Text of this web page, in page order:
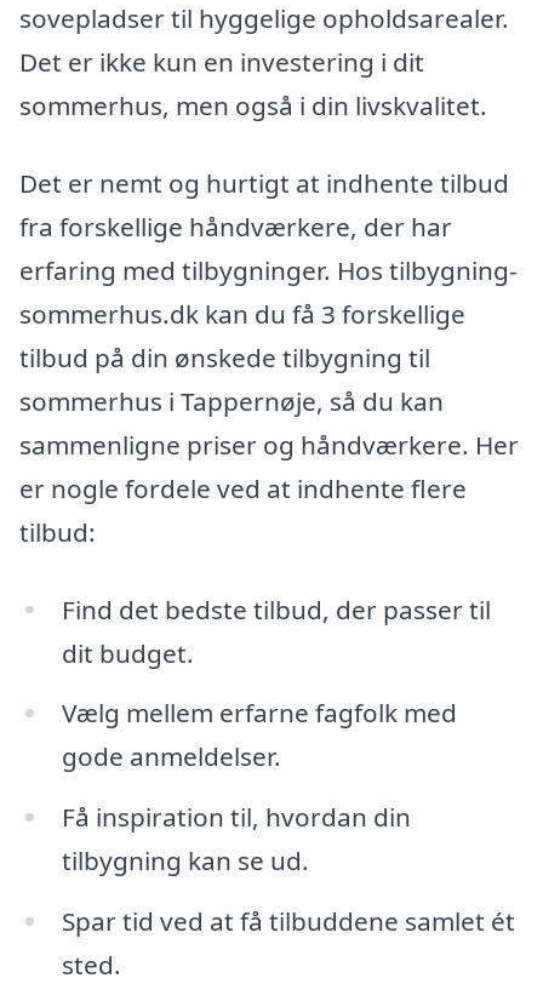
sovepladser til hyggelige opholdsarealer.
Det er ikke kun en investering i dit
sommerhus, men også i din livskvalitet.
Det er nemt og hurtigt at indhente tilbud
fra forskellige håndværkere, der har
erfaring med tilbygninger. Hos tilbygning-
sommerhus.dk kan du få 3 forskellige
tilbud på din ønskede tilbygning til
sommerhus i Tappernøje, så du kan
sammenligne priser og håndværkere. Her
er nogle fordele ved at indhente flere
tilbud:
Find det bedste tilbud, der passer til
dit budget.
Vælg mellem erfarne fagfolk med
gode anmeldelser.
Få inspiration til, hvordan din
tilbygning kan se ud.
Spar tid ved at få tilbuddene samlet ét
sted.